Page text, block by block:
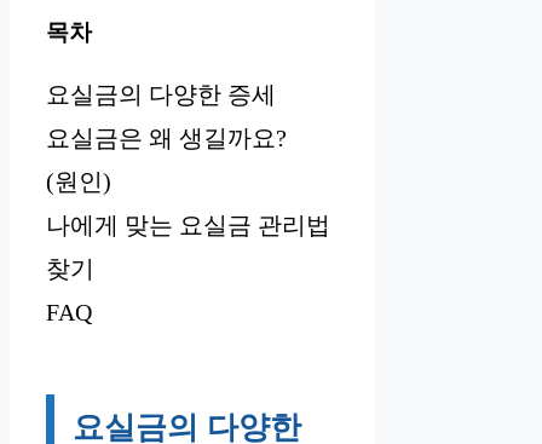
목차
요실금의 다양한 증세
요실금은 왜 생길까요?
(원인)
나에게 맞는 요실금 관리법
찾기
FAQ
요실금의 다양한